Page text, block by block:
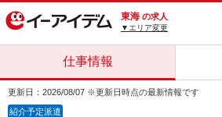
東海 の求人
▼エリア変更
仕事情報
更新日：2026/08/07 ※更新日時点の最新情報です
紹介予定派遣